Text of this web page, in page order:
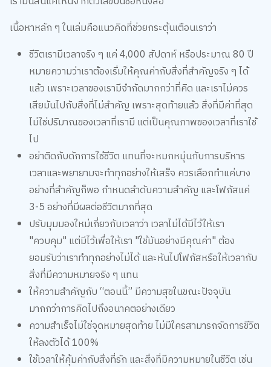
เนื้อหาหลัก ๆ ในเล่มคือแนวคิดที่ช่วยกระตุ้นเตือนเราว่า
หมายความว่าเราต้องเริ่มให้คุณค่ากับสิ่งที่สำคัญจริง ๆ ได้
แล้ว เพราะเวลาของเรามีจำกัดมากกว่าที่คิด และเราไม่ควร
เสียมันไปกับสิ่งที่ไม่สำคัญ เพราะสุดท้ายแล้ว สิ่งที่มีค่าที่สุด
ไม่ใช่ปริมาณของเวลาที่เรามี แต่เป็นคุณภาพของเวลาที่เราใช้
ไป
อย่าติดกับดักการใช้ชีวิต แทนที่จะหมกหมุ่นกับการบริหาร
เวลาและพยายามจะทำทุกอย่างให้เสร็จ ควรเลือกทำแค่บาง
อย่างที่สำคัญก็พอ กำหนดลำดับความสำคัญ และโฟกัสแค่
3-5 อย่างที่มีผลต่อชีวิตมากที่สุด
ปรับมุมมองใหม่เกี่ยวกับเวลาว่า เวลาไม่ได้มีไว้ให้เรา
"ควบคุม" แต่มีไว้เพื่อให้เรา "ใช้มันอย่างมีคุณค่า" ต้อง
ยอมรับว่าเราทำทุกอย่างไม่ได้ และหันไปโฟกัสหรือให้เวลากับ
สิ่งที่มีความหมายจริง ๆ แทน
ให้ความสำคัญกับ “ตอนนี้” มีความสุขในขณะปัจจุบัน
มากกว่าการคิดไปถึงอนาคตอย่างเดียว
ความสำเร็จไม่ใช่จุดหมายสุดท้าย ไม่มีใครสามารถจัดการชีวิต
ให้ลงตัวได้ 100%
ใช้เวลาให้คุ้มค่ากับสิ่งที่รัก และสิ่งที่มีความหมายในชีวิต เช่น